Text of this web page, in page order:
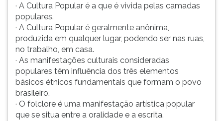
· A Cultura Popular é a que é vivida pelas camadas
populares.
· A Cultura Popular é geralmente anônima,
produzida em qualquer lugar, podendo ser nas ruas,
no trabalho, em casa.
· As manifestações culturais consideradas
populares têm influência dos três elementos
básicos étnicos fundamentais que formam o povo
brasileiro.
· O folclore é uma manifestação artística popular
que se situa entre a oralidade e a escrita.